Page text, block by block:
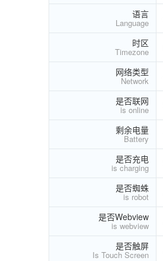
语言
Language
时区
Timezone
网络类型
Network
是否联网
is online
剩余电量
Battery
是否充电
is charging
是否蜘蛛
is robot
是否Webview
is webview
是否触屏
Is Touch Screen